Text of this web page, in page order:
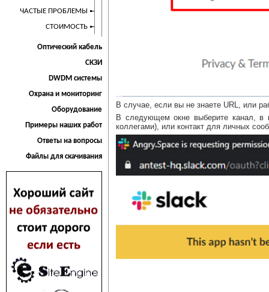
ЧАСТЫЕ ПРОБЛЕМЫ
СТОИМОСТЬ
Оптический кабель
СКЗИ
DWDM системы
Охрана и мониторинг
Оборудование
Примеры наших работ
Ответы на вопросы
Файлы для скачивания
В случае, если вы не знаете URL, или
В следующем окне выберите канал, в
коллегами), или контакт для личных